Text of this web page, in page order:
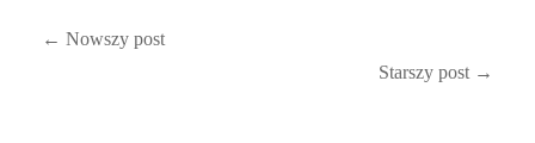
← Nowszy post
Starszy post →